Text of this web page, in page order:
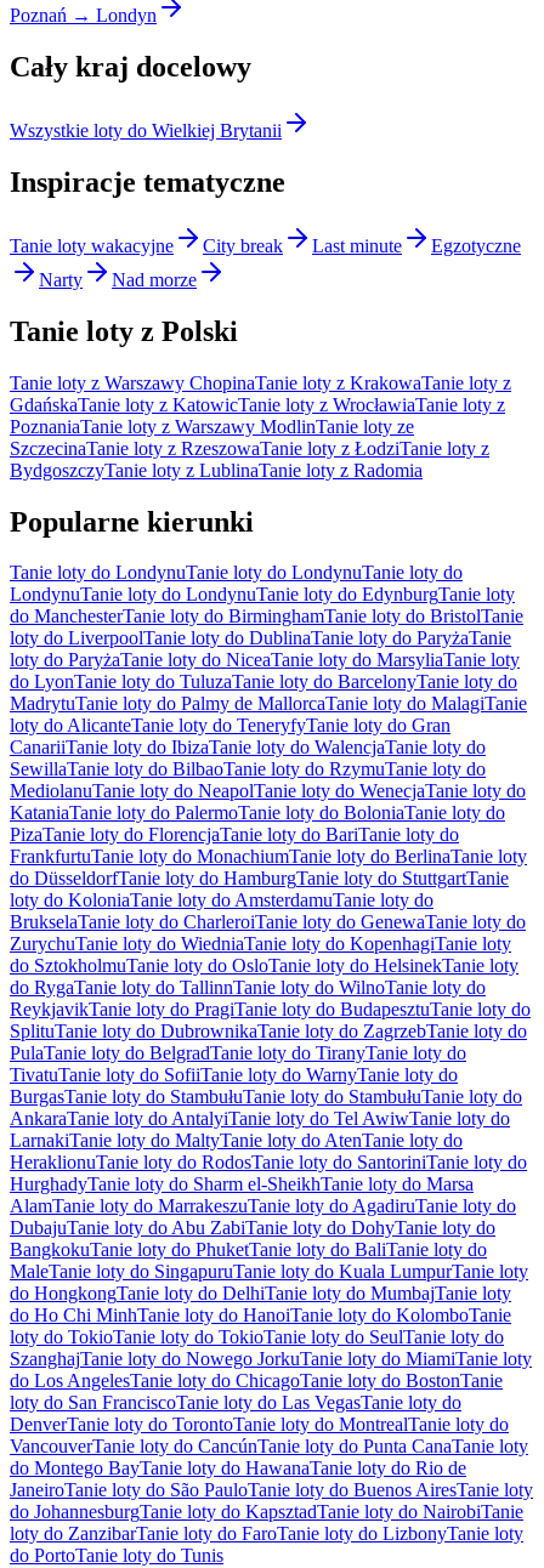
Poznań → Londyn
Cały kraj docelowy
Wszystkie loty do Wielkiej Brytanii
Inspiracje tematyczne
Tanie loty wakacyjne City break Last minute
Egzotyczne
Narty
Nad morze
Tanie loty z Polski
Tanie loty z Warszawy ChopinaTanie loty z KrakowaTanie loty z
GdańskaTanie loty z KatowicTanie loty z WrocławiaTanie loty z
PoznaniaTanie loty z Warszawy ModlinTanie loty ze
SzczecinaTanie loty z RzeszowaTanie loty z ŁodziTanie loty z
BydgoszczyTanie loty z LublinaTanie loty z Radomia
Popularne kierunki
Tanie loty do LondynuTanie loty do LondynuTanie loty do
LondynuTanie loty do LondynuTanie loty do EdynburgTanie loty
do ManchesterTanie loty do BirminghamTanie loty do BristolTanie
loty do LiverpoolTanie loty do DublinaTanie loty do ParyżaTanie
loty do ParyżaTanie loty do NiceaTanie loty do MarsyliaTanie loty
do LyonTanie loty do TuluzaTanie loty do BarcelonyTanie loty do
MadrytuTanie loty do Palmy de MallorcaTanie loty do MalagiTanie
loty do AlicanteTanie loty do TeneryfyTanie loty do Gran
CanariiTanie loty do IbizaTanie loty do WalencjaTanie loty do
SewillaTanie loty do BilbaoTanie loty do RzymuTanie loty do
MediolanuTanie loty do NeapolTanie loty do WenecjaTanie loty do
KataniaTanie loty do PalermoTanie loty do BoloniaTanie loty do
PizaTanie loty do FlorencjaTanie loty do BariTanie loty do
FrankfurtuTanie loty do MonachiumTanie loty do BerlinaTanie loty
do DüsseldorfTanie loty do HamburgTanie loty do StuttgartTanie
loty do KoloniaTanie loty do AmsterdamuTanie loty do
BrukselaTanie loty do CharleroiTanie loty do GenewaTanie loty do
ZurychuTanie loty do WiedniaTanie loty do KopenhagiTanie loty
do SztokholmuTanie loty do OsloTanie loty do HelsinekTanie loty
do RygaTanie loty do TallinnTanie loty do WilnoTanie loty do
ReykjavikTanie loty do PragiTanie loty do BudapesztuTanie loty do
SplituTanie loty do DubrownikaTanie loty do ZagrzebTanie loty do
PulaTanie loty do BelgradTanie loty do TiranyTanie loty do
TivatuTanie loty do SofiiTanie loty do WarnyTanie loty do
BurgasTanie loty do StambułuTanie loty do StambułuTanie loty do
AnkaraTanie loty do AntalyiTanie loty do Tel AwiwTanie loty do
LarnakiTanie loty do MaltyTanie loty do AtenTanie loty do
HeraklionuTanie loty do RodosTanie loty do SantoriniTanie loty do
HurghadyTanie loty do Sharm el-SheikhTanie loty do Marsa
AlamTanie loty do MarrakeszuTanie loty do AgadiruTanie loty do
DubajuTanie loty do Abu ZabiTanie loty do DohyTanie loty do
BangkokuTanie loty do PhuketTanie loty do BaliTanie loty do
MaleTanie loty do SingapuruTanie loty do Kuala LumpurTanie loty
do HongkongTanie loty do DelhiTanie loty do MumbajTanie loty
do Ho Chi MinhTanie loty do HanoiTanie loty do KolomboTanie
loty do TokioTanie loty do TokioTanie loty do SeulTanie loty do
SzanghajTanie loty do Nowego JorkuTanie loty do MiamiTanie loty
do Los AngelesTanie loty do ChicagoTanie loty do BostonTanie
loty do San FranciscoTanie loty do Las VegasTanie loty do
DenverTanie loty do TorontoTanie loty do MontrealTanie loty do
VancouverTanie loty do CancúnTanie loty do Punta CanaTanie loty
do Montego BayTanie loty do HawanaTanie loty do Rio de
JaneiroTanie loty do São PauloTanie loty do Buenos AiresTanie loty
do JohannesburgTanie loty do KapsztadTanie loty do NairobiTanie
loty do ZanzibarTanie loty do FaroTanie loty do LizbonyTanie loty
do PortoTanie loty do Tunis